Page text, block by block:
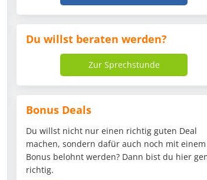
Du willst beraten werden?
Zur Sprechstunde
Bonus Deals
Du willst nicht nur einen richtig guten Deal
machen, sondern dafür auch noch mit einem
Bonus belohnt werden? Dann bist du hier
richtig.